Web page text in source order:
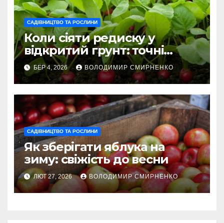
САДІВНИЦТВО ТА РОСЛИНИ
Коли сіяти редиску у
відкритий грунт: точні
терміни 2026
БЕР 4, 2026 ВОЛОДИМИР СМИРНЕНКО
САДІВНИЦТВО ТА РОСЛИНИ
Як зберігати яблука на
зиму: свіжість до весни
ЛЮТ 27, 2026 ВОЛОДИМИР СМИРНЕНКО